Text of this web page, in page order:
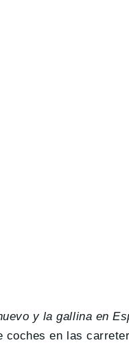
y la gallina en
coches en las